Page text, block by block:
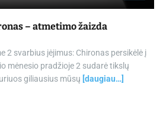
– atmetimo žaizda
2 svarbius įėjimus: Chironas persikėlė į
mėnesio pradžioje 2 sudarė tikslų
giliausius mūsų [daugiau…]